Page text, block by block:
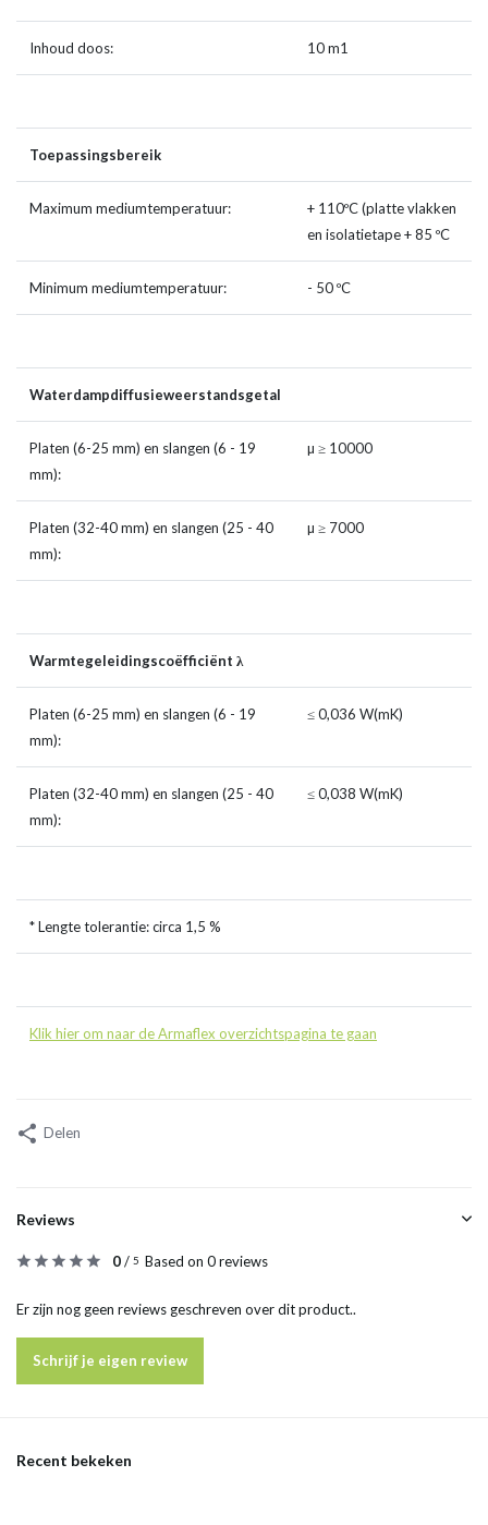
Inhoud doos: 10 m1
Toepassingsbereik
Maximum mediumtemperatuur:
+ 110ºC (platte vlakken
en isolatietape + 85 ºC
Minimum mediumtemperatuur: - 50 ºC
Waterdampdiffusieweerstandsgetal
Platen (6-25 mm) en slangen (6 - 19
mm):
µ ≥ 10000
Platen (32-40 mm) en slangen (25 - 40
mm):
µ ≥ 7000
Warmtegeleidingscoëfficiënt λ
Platen (6-25 mm) en slangen (6 - 19
mm):
≤ 0,036 W(mK)
Platen (32-40 mm) en slangen (25 - 40
mm):
≤ 0,038 W(mK)
* Lengte tolerantie: circa 1,5 %
Klik hier om naar de Armaflex overzichtspagina te gaan
Delen
Reviews
0/ 5 Based on 0 reviews
Er zijn nog geen reviews geschreven over dit product..
Schrijf je eigen review
Recent bekeken